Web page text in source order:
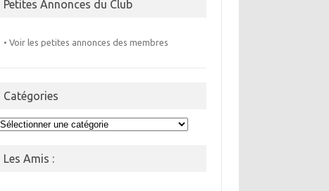
Petites Annonces du Club
• Voir les petites annonces des membres
Catégories
Catégories
Les Amis :